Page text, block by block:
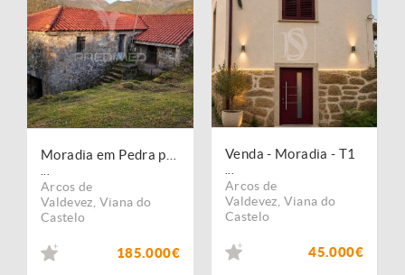
Arcos de
Valdevez Viana do
Castelo
185.000€
Venda - Moradia - T1
Arcos de
Valdevez Viana do
Castelo
45.000€